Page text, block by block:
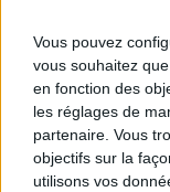
Vous pouvez
vous souhaitez
en fonction des
les réglages de
partenaire. Vous
objectifs sur la
utilisons vos